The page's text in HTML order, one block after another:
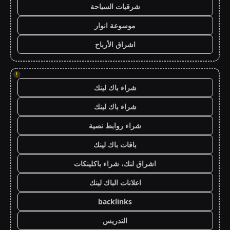
شرقيات السياحة
موسوعة انوار
اشراق الأرباح
!
شراء باك لينك
شراء باك لينك
شراء روابط نصية
باقات باك لينك
اشراق لنك، شراء باكلينكات
اعلانات الباك لينك
backlinks
التدريس